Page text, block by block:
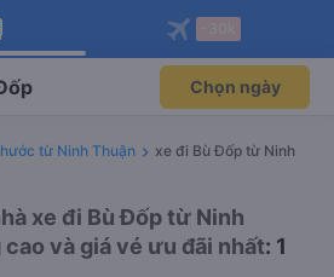
Vexere ngay!
đãi thành viên độc
Mở app
Vexere
khi đặt vé máy bay qua
Mở app
Chọn ngày
từ Ninh Thuận
xe đi Bù Đốp từ Ninh
xe đi Bù Đốp từ Ninh
và giá vé ưu đãi nhất: 1